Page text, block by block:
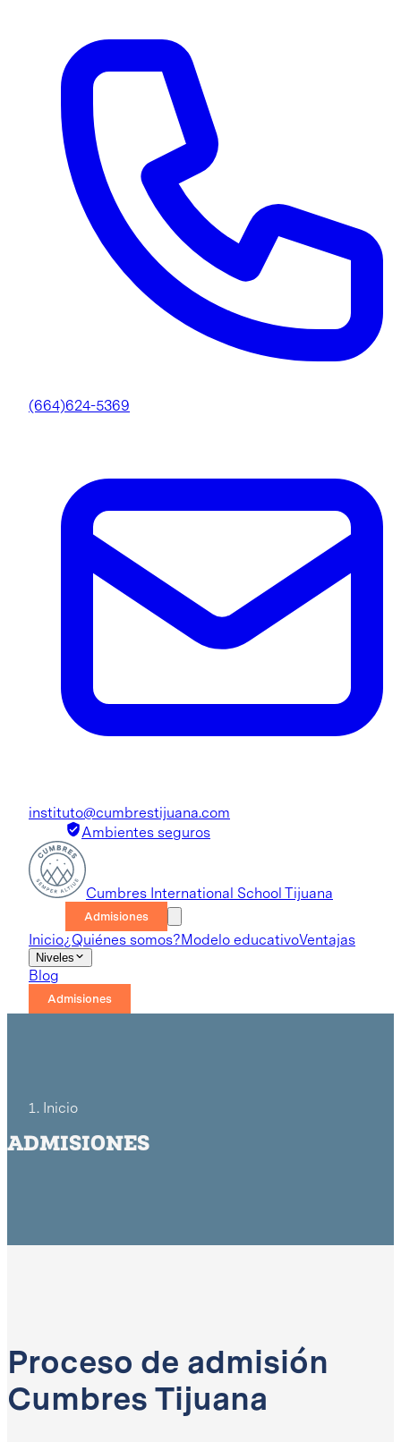
(664)624-5369
instituto@cumbrestijuana.com
Ambientes seguros
Cumbres International School Tijuana
Admisiones
Inicio¿Quiénes somos?Modelo educativoVentajas
Niveles
Blog
Admisiones
Inicio
ADMISIONES
Proceso de admisión
Cumbres Tijuana